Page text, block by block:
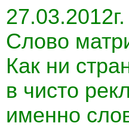
27.03.2012г.
Слово
Как ни
в чисто
именно